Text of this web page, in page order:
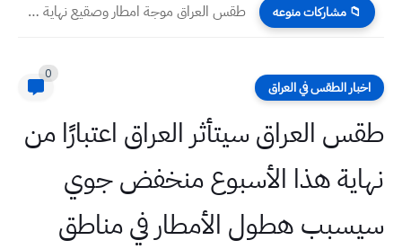
📁 مشاركات منوعه طقس العراق موجة امطار وصقيع نهاية هذا الاسبوع ١٢ شباط...
اخبار الطقس في العراق
0
طقس العراق سيتأثر العراق اعتبارًا من
نهاية هذا الأسبوع منخفض جوي
سيسبب هطول الأمطار في مناطق